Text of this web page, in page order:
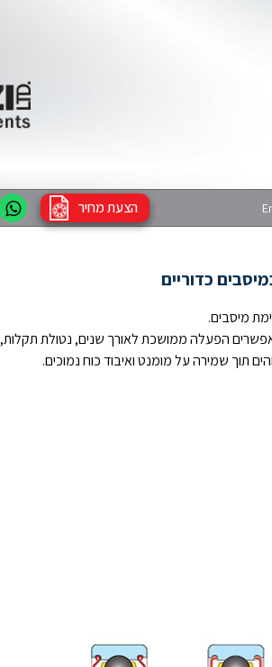
הצעת מחיר
כדוריים
הפעלה ממושכת לאורך שנים, נטולת
תוך שמירה על מומנט ואיבוד כוח נמוכים.